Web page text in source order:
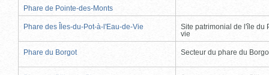
Phare de Pointe-des-Monts
Phare des Îles-du-Pot-à-l'Eau-de-Vie
Site patrimonial de l'île du
vie
Phare du Borgot Secteur du phare du